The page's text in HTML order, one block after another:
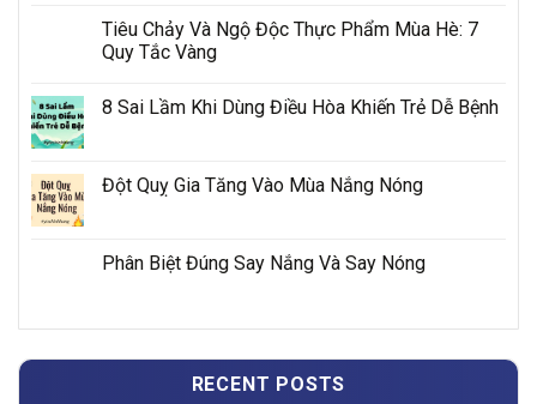
Tiêu Chảy Và Ngộ Độc Thực Phẩm Mùa Hè: 7
Quy Tắc Vàng
8 Sai Lầm Khi Dùng Điều Hòa Khiến Trẻ Dễ Bệnh
Đột Quỵ Gia Tăng Vào Mùa Nắng Nóng
Phân Biệt Đúng Say Nắng Và Say Nóng
RECENT POSTS